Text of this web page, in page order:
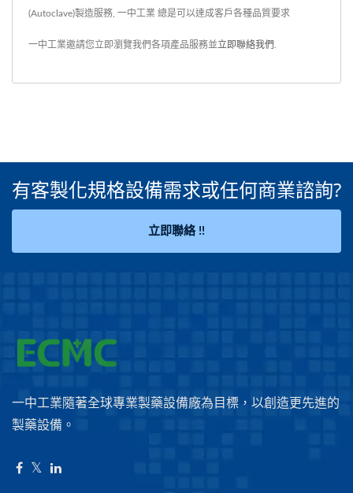
(Autoclave)製造服務, 一中工業 總是可以達成客戶各種品質要求
一中工業邀請您立即瀏覽我們各項產品服務並 立即聯絡我們
有客製化規格設備需求或任何商業諮詢?
立即聯絡 !!
一中工業隨著全球專業製藥設備廠為目標，以創造更先進的
製藥設備。